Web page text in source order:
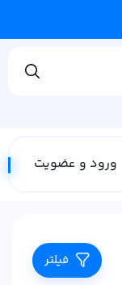
ورود و عضویت
فیلتر